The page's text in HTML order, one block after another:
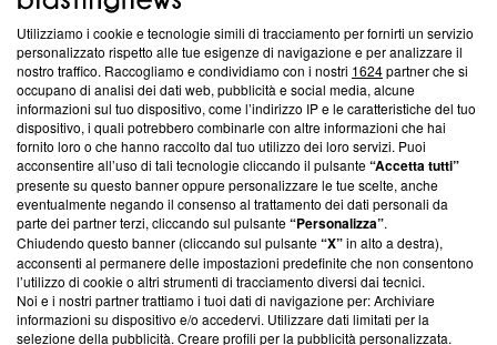
Questa sezione offre informazioni trasparenti su Blasting
News, sui nostri processi editoriali e su come ci impegniamo a
creare news di qualità. Inoltre, afferma la nostra aderenza a
‘Trust Project - News with Integrity’Blasting News non è
ancora membro del programma, ma ha richiesto di farne
parte; Trust Project non ha ancora effettuato una verifica di
conformità agli standard.
Su di noi
Team editoriale
Corporate
Utilizziamo i cookie e tecnologie simili di tracciamento per fornirti un servizio
personalizzato rispetto alle tue esigenze di navigazione e per analizzare il
nostro traffico. Raccogliamo e condividiamo con i nostri 1624partner che si
occupano di analisi dei dati web, pubblicità e social media, alcune
informazioni sul tuo dispositivo, come l’indirizzo IP e le caratteristiche del tuo
dispositivo, i quali potrebbero combinarle con altre informazioni che hai
fornito loro o che hanno raccolto dal tuo utilizzo dei loro servizi. Puoi
acconsentire all’uso di tali tecnologie cliccando il pulsante“Accetta tutti”
presente su questo banner oppure personalizzare le tue scelte, anche
eventualmente negando il consenso al trattamento dei dati personali da
parte dei partner terzi, cliccando sul pulsante“Personalizza”.
Chiudendo questo banner (cliccando sul pulsante“X”in alto a destra),
acconsenti al permanere delle impostazioni predefinite che non consentono
l’utilizzo di cookie o altri strumenti di tracciamento diversi dai tecnici.
Noi e i nostri partner trattiamo i tuoi dati di navigazione per: Archiviare
informazioni su dispositivo e/o accedervi. Utilizzare dati limitati per la
selezione della pubblicità. Creare profili per la pubblicità personalizzata.